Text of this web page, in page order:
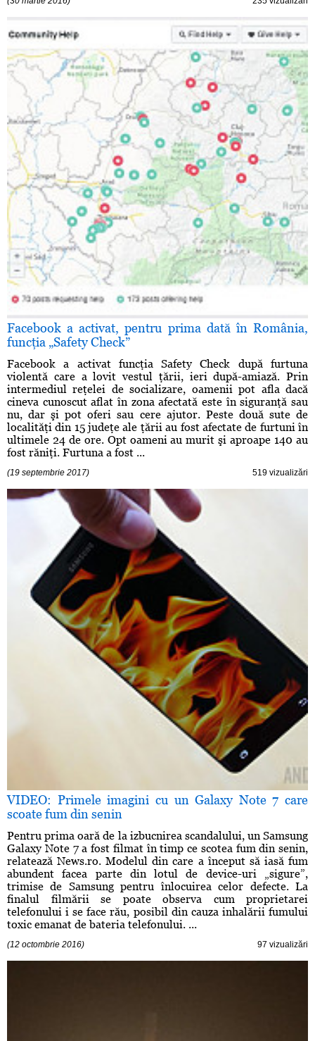
Facebook a activat, pentru prima dată în România,
funcţia „Safety Check”
Facebook a activat funcţia Safety Check după furtuna
violentă care a lovit vestul ţării, ieri după-amiază. Prin
intermediul reţelei de socializare, oamenii pot afla dacă
cineva cunoscut aflat în zona afectată este în siguranţă sau
nu, dar şi pot oferi sau cere ajutor. Peste două sute de
localităţi din 15 judeţe ale ţării au fost afectate de furtuni în
ultimele 24 de ore. Opt oameni au murit şi aproape 140 au
fost răniţi. Furtuna a fost ...
(19 septembrie 2017) 519 vizualizări
VIDEO: Primele imagini cu un Galaxy Note 7 care
scoate fum din senin
Pentru prima oară de la izbucnirea scandalului, un Samsung
Galaxy Note 7 a fost filmat în timp ce scotea fum din senin,
relatează News.ro. Modelul din care a început să iasă fum
abundent facea parte din lotul de device-uri „sigure”,
trimise de Samsung pentru înlocuirea celor defecte. La
finalul filmării se poate observa cum proprietarei
telefonului i se face rău, posibil din cauza inhalării fumului
toxic emanat de bateria telefonului. ...
(12 octombrie 2016) 97 vizualizări